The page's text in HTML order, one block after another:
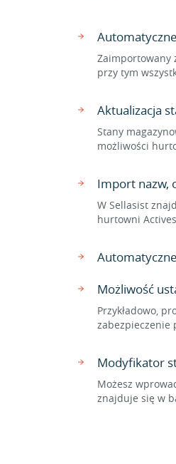
Zaimportowany
przy tym
Aktualizacja
Stany
możliwości
Import nazw,
W Sellasist
hurtowni
Możliwość
Przykładowo,
zabezpieczenie
Modyfikator
Możesz
znajduje się w